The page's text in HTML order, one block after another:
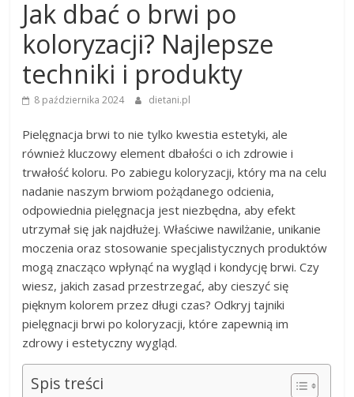
Jak dbać o brwi po
koloryzacji? Najlepsze
techniki i produkty
8 października 2024 dietani.pl
Pielęgnacja brwi to nie tylko kwestia estetyki, ale
również kluczowy element dbałości o ich zdrowie i
trwałość koloru. Po zabiegu koloryzacji, który ma na celu
nadanie naszym brwiom pożądanego odcienia,
odpowiednia pielęgnacja jest niezbędna, aby efekt
utrzymał się jak najdłużej. Właściwe nawilżanie, unikanie
moczenia oraz stosowanie specjalistycznych produktów
mogą znacząco wpłynąć na wygląd i kondycję brwi. Czy
wiesz, jakich zasad przestrzegać, aby cieszyć się
pięknym kolorem przez długi czas? Odkryj tajniki
pielęgnacji brwi po koloryzacji, które zapewnią im
zdrowy i estetyczny wygląd.
Spis treści